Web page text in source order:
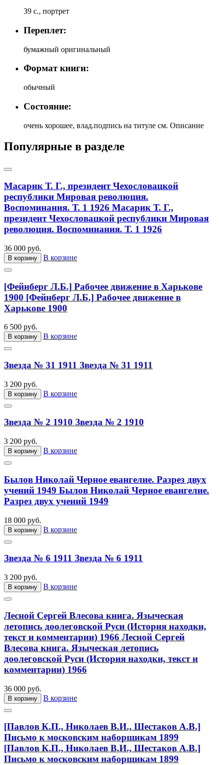
39 с., портрет
Переплет:
бумажный оригинальный
Формат книги:
обычный
Состояние:
очень хорошее, влад.подпись на титуле см. Описание
Популярные в разделе
Масарик Т. Г., президент Чехословацкой
республики Мировая революция.
Воспоминания. Т. 1 1926 Масарик Т. Г.,
президент Чехословацкой республики Мировая
революция. Воспоминания. Т. 1 1926
36 000 руб.
В корзину В корзине
[Фейнберг Л.Б.] Рабочее движение в Харькове
1900 [Фейнберг Л.Б.] Рабочее движение в
Харькове 1900
6 500 руб.
В корзину В корзине
Звезда № 31 1911 Звезда № 31 1911
3 200 руб.
В корзину В корзине
Звезда № 2 1910 Звезда № 2 1910
3 200 руб.
В корзину В корзине
Былов Николай Черное евангелие. Разрез двух
учений 1949 Былов Николай Черное евангелие.
Разрез двух учений 1949
18 000 руб.
В корзину В корзине
Звезда № 6 1911 Звезда № 6 1911
3 200 руб.
В корзину В корзине
Лесной Сергей Влесова книга. Языческая
летопись доолеговской Руси (История находки,
текст и комментарии) 1966 Лесной Сергей
Влесова книга. Языческая летопись
доолеговской Руси (История находки, текст и
комментарии) 1966
36 000 руб.
В корзину В корзине
[Павлов К.П., Николаев В.И., Шестаков А.В.]
Письмо к московским наборщикам 1899
[Павлов К.П., Николаев В.И., Шестаков А.В.]
Письмо к московским наборщикам 1899